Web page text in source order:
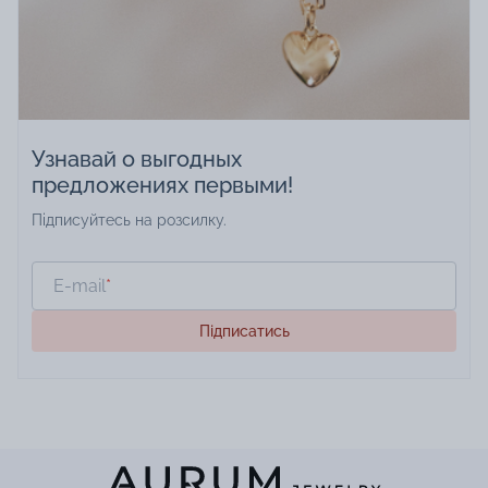
Узнавай о выгодных
предложениях первыми!
Підписуйтесь на розсилку.
E-mail*
Підписатись